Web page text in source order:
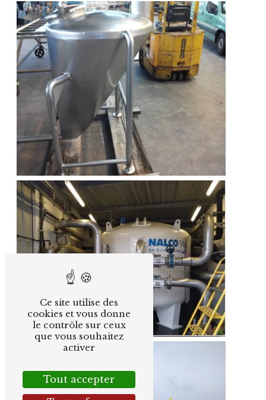
Ce site utilise des
cookies et vous donne
le contrôle sur ceux
que vous souhaitez
activer
Tout accepter